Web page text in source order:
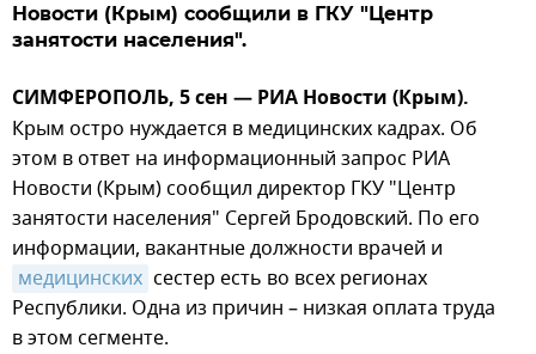
Новости (Крым) сообщили в ГКУ "Центр
занятости населения".
СИМФЕРОПОЛЬ, 5 сен — РИА Новости (Крым).
Крым остро нуждается в медицинских кадрах. Об
этом в ответ на информационный запрос РИА
Новости (Крым) сообщил директор ГКУ "Центр
занятости населения" Сергей Бродовский. По его
информации, вакантные должности врачей и
медицинских сестер есть во всех регионах
Республики. Одна из причин – низкая оплата труда
в этом сегменте.